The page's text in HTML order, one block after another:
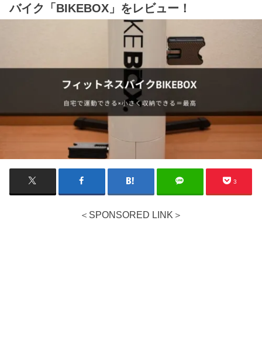
バイク「BIKEBOX」をレビュー！
3
＜SPONSORED LINK＞